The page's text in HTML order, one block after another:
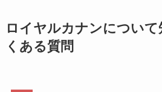
【jcb商品
る？コン
ロイヤルカナンについて
くある質問